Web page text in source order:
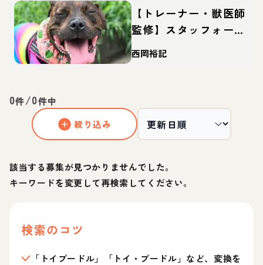
【トレーナー・獣医師
監修】スタッフォード
シャーブルテリアって
どんな犬？性格・特
西岡裕記
0件/0件中
絞り込み
該当する募集が見つかりませんでした。
キーワードを変更して再検索してください。
検索のコツ
「トイプードル」「トイ・プードル」など、変換を